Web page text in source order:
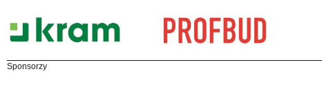
Sponsorzy